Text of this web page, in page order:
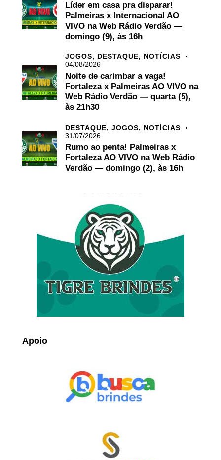
Líder em casa pra disparar!
Palmeiras x Internacional AO
VIVO na Web Rádio Verdão —
domingo (9), às 16h
JOGOS, DESTAQUE, NOTÍCIAS
04/08/2026
Noite de carimbar a vaga!
Fortaleza x Palmeiras AO VIVO na
Web Rádio Verdão — quarta (5),
às 21h30
DESTAQUE, JOGOS, NOTÍCIAS
31/07/2026
Rumo ao penta! Palmeiras x
Fortaleza AO VIVO na Web Rádio
Verdão — domingo (2), às 16h
Apoio